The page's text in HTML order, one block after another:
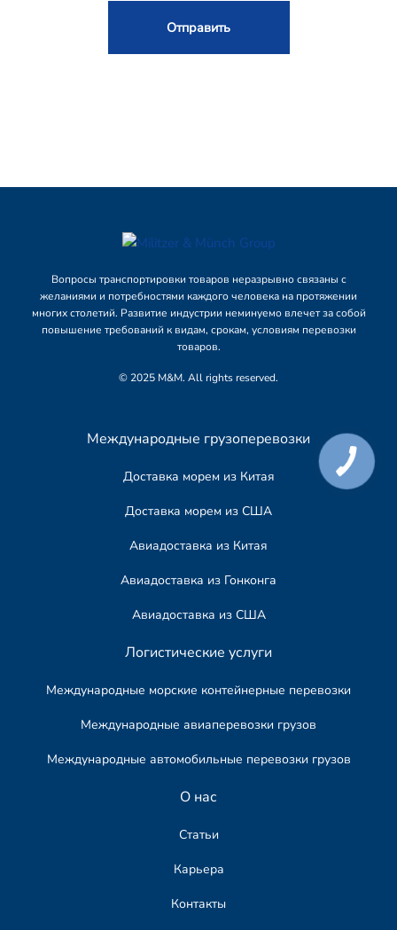
Вопросы транспортировки товаров неразрывно связаны с
желаниями и потребностями каждого человека на протяжении
многих столетий. Развитие индустрии неминуемо влечет за собой
повышение требований к видам, срокам, условиям перевозки
товаров.
© 2025 M&M. All rights reserved.
Международные грузоперевозки
Доставка морем из Китая
Доставка морем из США
Авиадоставка из Китая
Авиадоставка из Гонконга
Авиадоставка из США
Логистические услуги
Международные морские контейнерные перевозки
Международные авиаперевозки грузов
Международные автомобильные перевозки грузов​
О нас
Статьи
Карьера
Контакты